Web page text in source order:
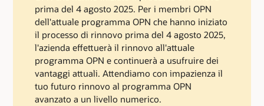
prima del 4 agosto 2025. Per i membri OPN
dell'attuale programma OPN che hanno iniziato
il processo di rinnovo prima del 4 agosto 2025,
l'azienda effettuerà il rinnovo all'attuale
programma OPN e continuerà a usufruire dei
vantaggi attuali. Attendiamo con impazienza il
tuo futuro rinnovo al programma OPN
avanzato a un livello numerico.